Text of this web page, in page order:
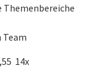
Themenbereiche
Team
14x